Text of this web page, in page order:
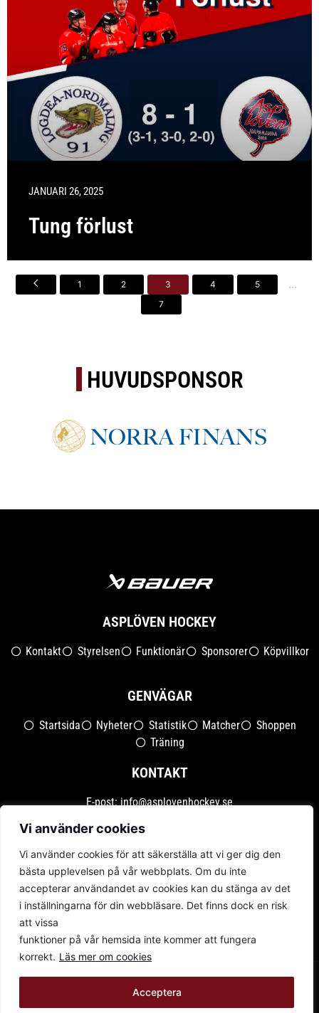
Vi använder cookies
Vi använder cookies för att säkerställa att vi ger dig den
bästa upplevelsen på vår webbplats. Om du inte
accepterar användandet av cookies kan du stänga av det
i inställningarna för din webbläsare. Det finns dock en risk
att vissa
funktioner på vår hemsida inte kommer att fungera
korrekt. Läs mer om cookies
Acceptera
JANUARI 26, 2025
Tung förlust
1 2 3 4 5 ...
7
HUVUDSPONSOR
ASPLÖVEN HOCKEY
Kontakt Styrelsen Funktionär Sponsorer Köpvillkor
GENVÄGAR
Startsida Nyheter Statistik Matcher
Shoppen
Träning
KONTAKT
E-post:info@asplovenhockey.se
© Asplöven Hockey COOKIES